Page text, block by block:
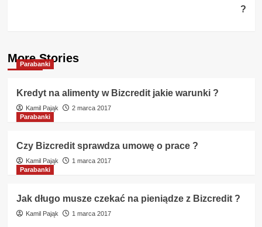
?
More Stories
Parabanki
Kredyt na alimenty w Bizcredit jakie warunki ?
Kamil Pająk
2 marca 2017
Parabanki
Czy Bizcredit sprawdza umowę o prace ?
Kamil Pająk
1 marca 2017
Parabanki
Jak długo musze czekać na pieniądze z Bizcredit ?
Kamil Pająk 1 marca 2017